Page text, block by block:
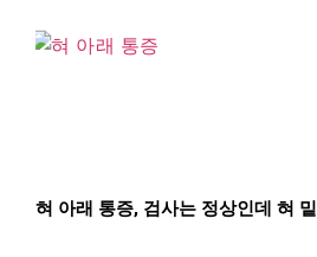
혀 아래 통증, 검사는 정상인데 혀